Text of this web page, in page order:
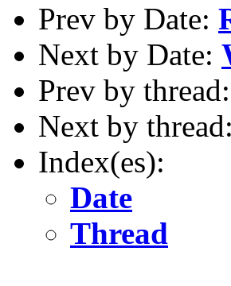
Prev by Date:
Next by Date:
Prev by thread:
Next by thread:
Index(es):
Date
Thread